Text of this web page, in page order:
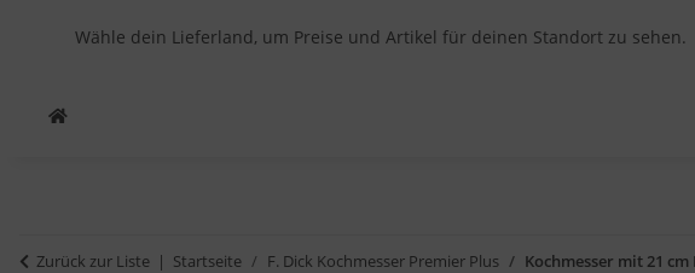
Wähle dein Lieferland, um Preise und Artikel für deinen Standort zu sehen.
Zurück zur Liste Startseite F. Dick Kochmesser Premier Plus Kochmesser mit 21